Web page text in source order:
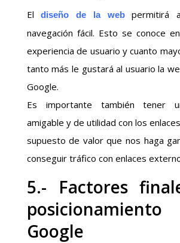
Eldiseño de la webpermitirá
navegación fácil. Esto se conoce
experiencia de usuario y cuanto
tanto más le gustará al usuario la
Google.
Es importante también tener
amigable y de utilidad con los
supuesto de valor que nos haga
conseguir tráfico con enlaces
5.- Factores
Google